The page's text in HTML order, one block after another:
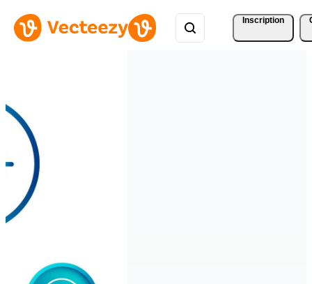
Inscription